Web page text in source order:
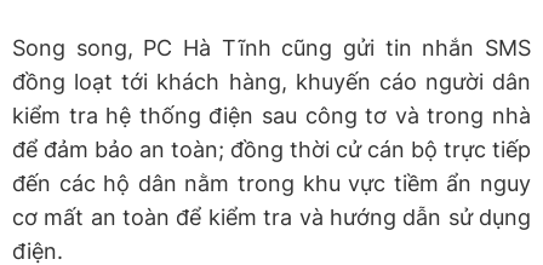
Song song, PC Hà Tĩnh cũng gửi tin nhắn SMS
đồng loạt tới khách hàng, khuyến cáo người dân
kiểm tra hệ thống điện sau công tơ và trong nhà
để đảm bảo an toàn; đồng thời cử cán bộ trực tiếp
đến các hộ dân nằm trong khu vực tiềm ẩn nguy
cơ mất an toàn để kiểm tra và hướng dẫn sử dụng
điện.